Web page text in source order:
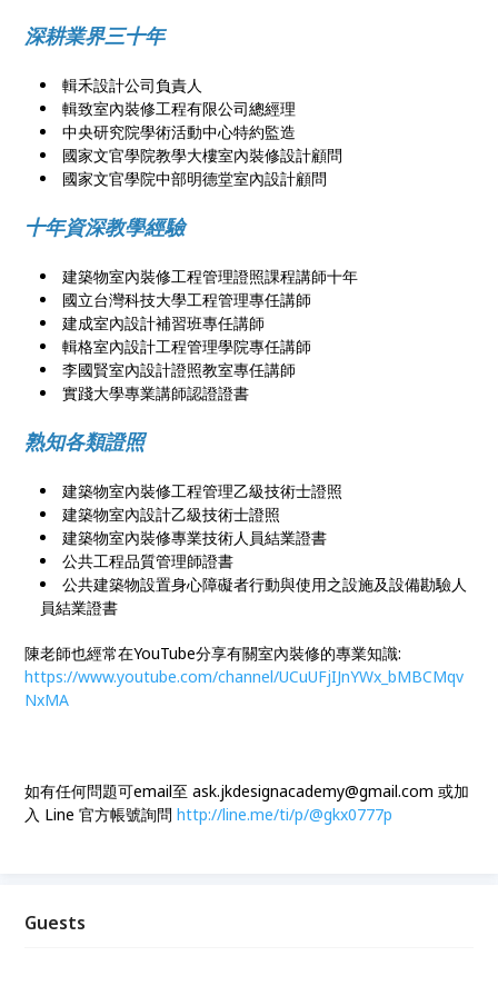
深耕業界三十年
輯禾設計公司負責人
輯致室內裝修工程有限公司總經理​
中央研究院學術活動中心特約監造
國家文官學院教學大樓室內裝修設計顧問
國家文官學院中部明德堂室內設計顧問
十年資深教學經驗
建築物室內裝修工程管理證照課程講師十年
國立台灣科技大學工程管理專任講師
建成室內設計補習班專任講師
輯格室內設計工程管理學院專任講師
李國賢室內設計證照教室專任講師
​實踐大學專業講師認證證書
​熟知各類證照
建築物室內裝修工程管理乙級技術士證照
​建築物室內設計乙級技術士證照
建築物室內裝修專業技術人員結業證書
公共工程品質管理師證書
公共建築物設置身心障礙者行動與使用之設施及設備勘驗人
員結業證書
陳老師也經常在YouTube分享有關室內裝修的專業知識:
https://www.youtube.com/channel/UCuUFjIJnYWx_bMBCMqv
NxMA
如有任何問題可email至 ask.jkdesignacademy@gmail.com 或加
入 Line 官方帳號詢問http://line.me/ti/p/@gkx0777p
Guests